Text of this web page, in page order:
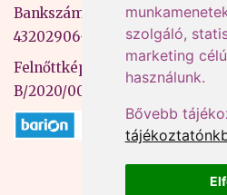
szolgáló,
marketing
használunk.
Bővebb
Bankszámlaszám: CIB Bank,
43202906-51100005
Felnőttképzési nyilvántartási
B/2020/000053